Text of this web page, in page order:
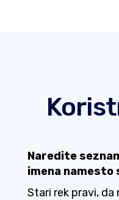
Naredite
imena namesto
Stari rek pravi,